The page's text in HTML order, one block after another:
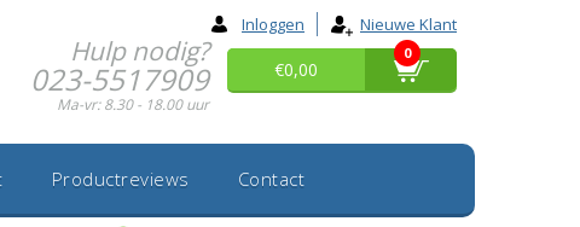
Inloggen Nieuwe Klant
Hulp nodig?
023-5517909
Ma-vr: 8.30 - 18.00 uur
€0,00
0
Productreviews Contact